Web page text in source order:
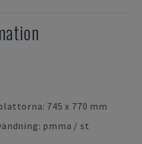
745 x 770 mm
pmma / st